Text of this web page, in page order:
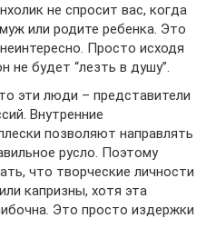
не спросит вас, когда
или родите ребенка. Это
Просто исходя
не будет “лезть в душу”.
эти люди – представители
Внутренние
позволяют направлять
русло. Поэтому
что творческие личности
капризны, хотя эта
Это просто издержки